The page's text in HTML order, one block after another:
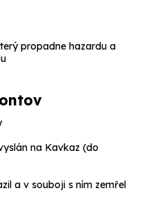
propadne hazardu a
na Kavkaz (do
a v souboji s ním zemřel